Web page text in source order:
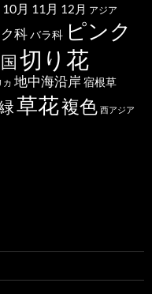
10月 11月 12月 アジア
科バラ科 ピンク
切り花
カ 地中海沿岸 宿根草
草花複色 西アジア